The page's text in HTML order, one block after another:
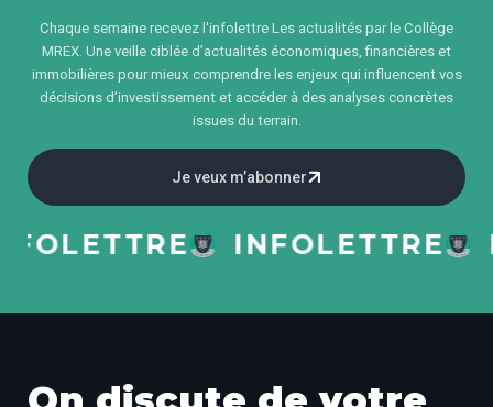
Chaque semaine recevez l'infolettre Les actualités par le Collège
MREX. Une veille ciblée d’actualités économiques, financières et
immobilières pour mieux comprendre les enjeux qui influencent vos
décisions d’investissement et accéder à des analyses concrètes
issues du terrain.
Je veux m’abonner
INFOLETTRE